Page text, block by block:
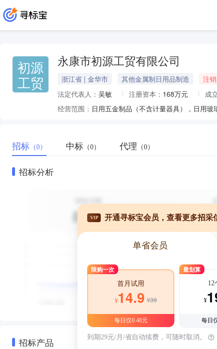
初源
工贸
永康市初源工贸有限公司
浙江省 | 金华市 其他金属制日用品制造
注销
法定代表人： 吴敏 注册资本： 168万元
成
经营范围：
招标 （0） 中标 （0） 代理 （0）
招标分析
招标产品
VIP 开通寻标宝会员，查看更多招采
单省会员
限购一次
首月试用
¥14.9 ¥39
每日仅0.48元
最划算
12
¥
每日
到期29元/月/省自动续费，可随时取消。